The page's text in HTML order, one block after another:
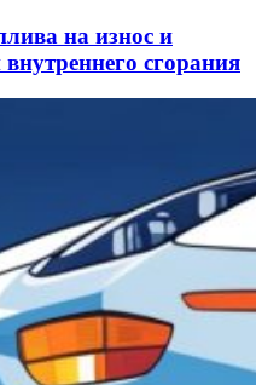
на износ и
внутреннего сгорания